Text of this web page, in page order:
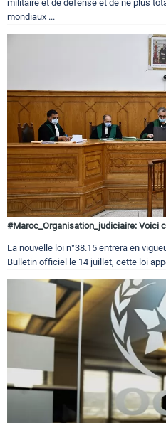
militaire et de défense et de ne plus
mondiaux ...
#Maroc_Organisation_judiciaire: Voici
La nouvelle loi n°38.15 entrera en
Bulletin officiel le 14 juillet, cette loi